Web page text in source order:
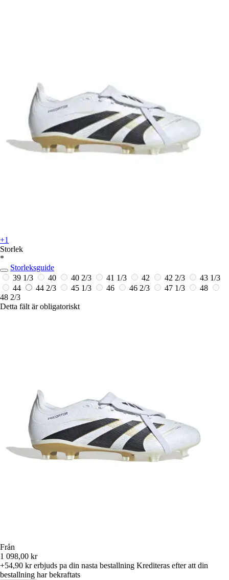
+1
Storlek
*
Storleksguide
39 1/3
40 40 2/3 41 1/3 42 42 2/3
43 1/3
44
44 2/3 45 1/3 46 46 2/3 47 1/3
48
48 2/3
Detta fält är obligatoriskt
Från
1 098,00 kr
+54,90 krerbjuds pa din nasta bestallning Krediteras efter att din
bestallning har bekraftats